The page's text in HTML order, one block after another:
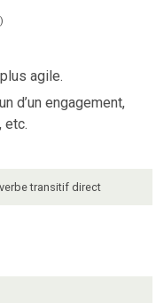
)
agile.
d’un engagement,
etc.
verbe transitif direct